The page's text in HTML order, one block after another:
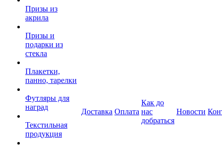
Призы из
акрила
Призы и
подарки из
стекла
Плакетки,
панно, тарелки
Футляры для
наград
Текстильная
продукция
Доставка Оплата
Как до
нас
добраться
Новости